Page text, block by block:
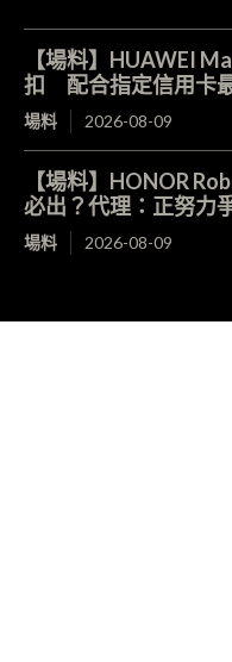
【場料】HUAWEI
扣 配合指定信用卡
場料 2026-08-09
【場料】HONOR
必出？代理：正努力
場料 2026-08-09